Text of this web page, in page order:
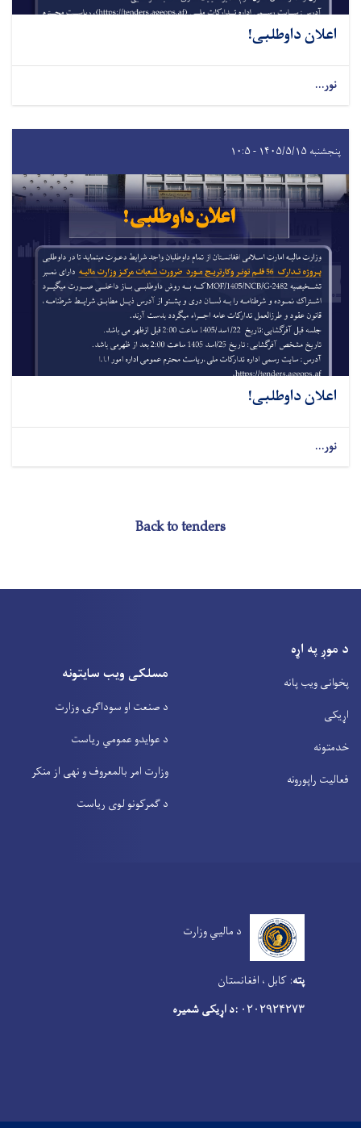
اعلان داوطلبی!
نور...
پنجشنبه ۱۴۰۵/۵/۱۵ - ۱۰:۵
اعلان داوطلبی!
نور...
Back to tenders
د موږ په اړه
پخوانی ویب پانه
اړیکی
خدمتونه
فعالیت راپورونه
مسلکی ویب سایتونه
د صنعت او سوداگرۍ وزارت
د عوایدو عمومي ریاست
وزارت امر بالمعروف و نهی از منکر
د گمرکونو لوی ریاست
د مالیي وزارت
پته: کابل ، افغانستان
۰۲۰۲۹۲۴۲۷۳ :د اړیکی شمیره